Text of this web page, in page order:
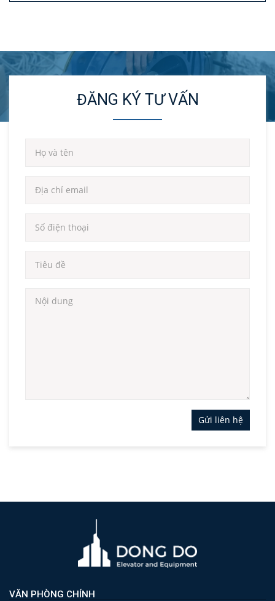
ĐĂNG KÝ TƯ VẤN
Gửi liên hệ
VĂN PHÒNG CHÍNH